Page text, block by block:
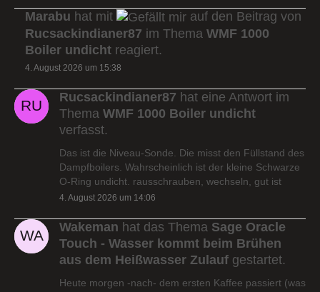
Marabu hat mit
auf den Beitrag von
Rucsackindianer87 im Thema WMF 1000
Boiler undicht reagiert.
4. August 2026 um 15:38
Rucsackindianer87 hat eine Antwort im
Thema WMF 1000 Boiler undicht
verfasst.
Das ist die Niveau-Sonde. Die misst den Füllstand des
Dampfboilers. Wahrscheinlich ist der kleine Schwarze
O-Ring undicht. rausschrauben, wechseln, gut ist
4. August 2026 um 14:06
Wakeman hat das Thema Sage Oracle
Touch - Wasser kommt beim Brühen
aus dem Heißwasser Zulauf gestartet.
Heute morgen -nach- dem ersten Kaffee passiert (was